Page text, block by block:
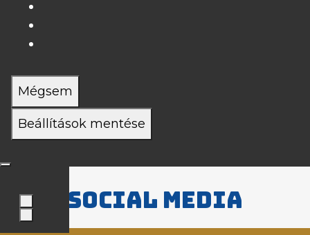
Mégsem
Beállítások mentése
Social media